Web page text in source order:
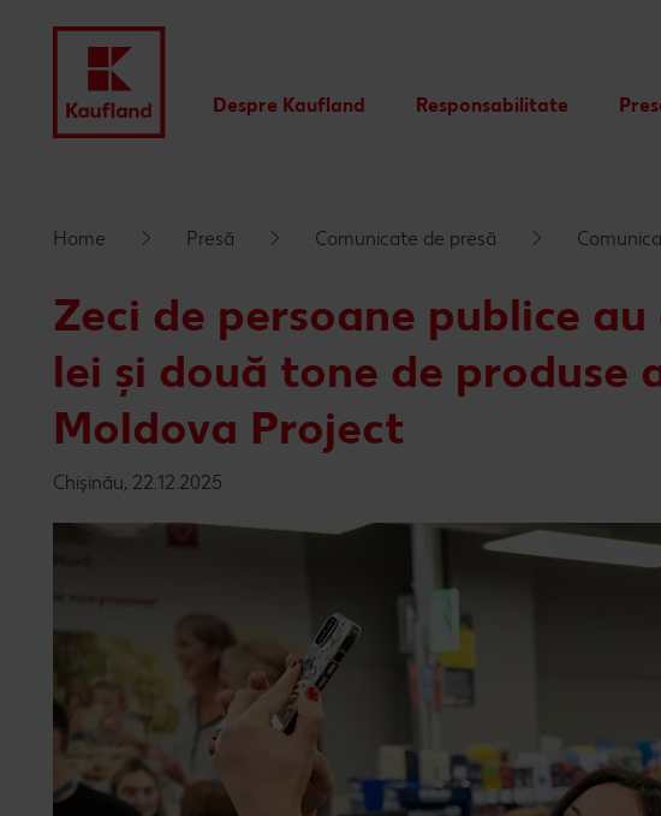
Despre Kaufland
Branduri proprii Kaufland
Responsabilitate
Home Presă Comunicate de presă
Zeci de persoane publice
lei și două tone de
Moldova Project
Chișinău, 22.12.2025